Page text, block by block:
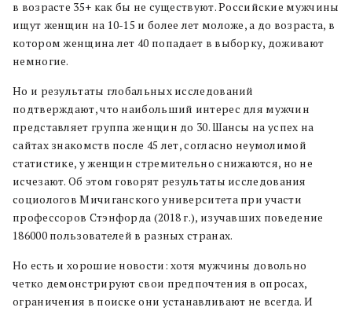
в возрасте 35+ как бы не существуют. Российские мужчины
ищут женщин на 10-15 и более лет моложе, а до возраста, в
котором женщина лет 40 попадает в выборку, доживают
немногие.
Но и результаты глобальных исследований
подтверждают, что наибольший интерес для мужчин
представляет группа женщин до 30.Шансы на успех на
сайтах знакомств после 45 лет, согласно неумолимой
статистике, у женщин стремительно снижаются, но не
исчезают. Об этом говорят результаты исследования
социологов Мичиганского университета при участи
профессоров Стэнфорда (2018 г.), изучавших поведение
186000 пользователей в разных странах.
Но есть и хорошие новости: хотя мужчины довольно
четко демонстрируют свои предпочтения в опросах,
ограничения в поиске они устанавливают не всегда. И